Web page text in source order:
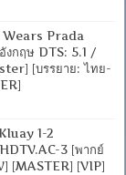
Prada
งกฤษ DTS: 5.1 /
[บรรยาย: ไทย-
1-2
3 [พากย์
[MASTER] [VIP]